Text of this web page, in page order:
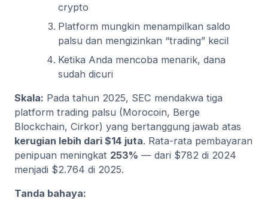
crypto
Platform mungkin menampilkan saldo
palsu dan mengizinkan “trading” kecil
Ketika Anda mencoba menarik, dana
sudah dicuri
Skala: Pada tahun 2025, SEC mendakwa tiga
platform trading palsu (Morocoin, Berge
Blockchain, Cirkor) yang bertanggung jawab atas
kerugian lebih dari $14 juta. Rata-rata pembayaran
penipuan meningkat 253% — dari $782 di 2024
menjadi $2.764 di 2025.
Tanda bahaya: